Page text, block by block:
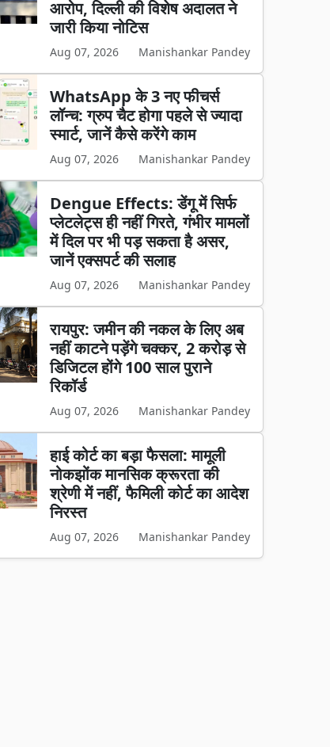
आरोप, दिल्ली की विशेष अदालत ने
जारी किया नोटिस
Aug 07, 2026 Manishankar Pandey
WhatsApp के 3 नए फीचर्स
लॉन्च: ग्रुप चैट होगा पहले से ज्यादा
स्मार्ट, जानें कैसे करेंगे काम
Aug 07, 2026 Manishankar Pandey
Dengue Effects: डेंगू में सिर्फ
प्लेटलेट्स ही नहीं गिरते, गंभीर मामलों
में दिल पर भी पड़ सकता है असर,
जानें एक्सपर्ट की सलाह
Aug 07, 2026 Manishankar Pandey
रायपुर: जमीन की नकल के लिए अब
नहीं काटने पड़ेंगे चक्कर, 2 करोड़ से
डिजिटल होंगे 100 साल पुराने
रिकॉर्ड
Aug 07, 2026 Manishankar Pandey
हाई कोर्ट का बड़ा फैसला: मामूली
नोकझोंक मानसिक क्रूरता की
श्रेणी में नहीं, फैमिली कोर्ट का आदेश
निरस्त
Aug 07, 2026 Manishankar Pandey